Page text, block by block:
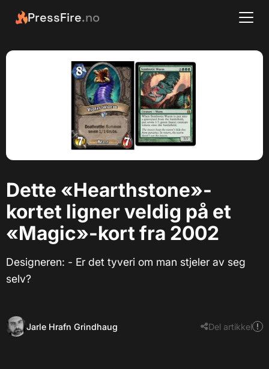
PressFire.no
Dette «Hearthstone»-
kortet ligner veldig på et
«Magic»-kort fra 2002
Designeren: - Er det tyveri om man stjeler av seg
selv?
Jarle Hrafn Grindhaug Del artikkel